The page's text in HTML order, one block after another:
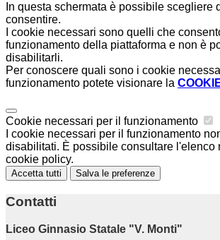
In questa schermata è possibile scegliere
consentire.
I cookie necessari sono quelli che
funzionamento della piattaforma e non è
disabilitarli.
Per conoscere quali sono i cookie
funzionamento potete visionare la
Cookie necessari per il funzionamento
I cookie necessari per il funzionamento
disabilitati. È possibile consultare l'elenco
cookie policy.
Accetta tutti Salva le preferenze
Contatti
Liceo Ginnasio Statale "V. Monti"